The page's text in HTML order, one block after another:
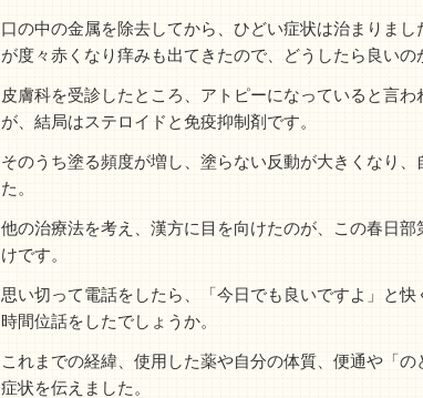
口の中の金属を除去してから、ひどい症状は治まりまし
が度々赤くなり痒みも出てきたので、どうしたら良いの
皮膚科を受診したところ、アトピーになっていると言わ
が、結局はステロイドと免疫抑制剤です。
そのうち塗る頻度が増し、塗らない反動が大きくなり、
た。
他の治療法を考え、漢方に目を向けたのが、この春日
けです。
思い切って電話をしたら、「今日でも良いですよ」と快
時間位話をしたでしょうか。
これまでの経緯、使用した薬や自分の体質、便通や「
症状を伝えました。